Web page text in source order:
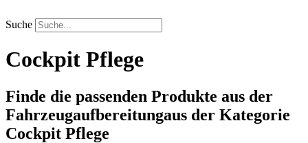
Inhalt
springen
Suche
Cockpit Pflege
Finde die passenden Produkte aus der
Fahrzeugaufbereitungaus der Kategorie
Cockpit Pflege